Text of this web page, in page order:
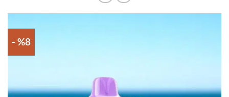
- %8